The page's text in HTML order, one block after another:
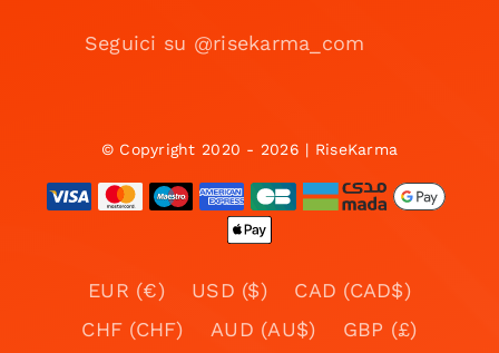
Seguici su @risekarma_com
© Copyright 2020 - 2026 | RiseKarma
EUR (€) USD ($)
CAD (CAD$)
CHF (CHF)
AUD (AU$)
GBP (£)